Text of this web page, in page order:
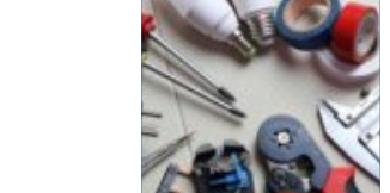
måske et helt livs
samling af ting, som
skal gennemgås,
fordeles, sælges eller
bortskaf...